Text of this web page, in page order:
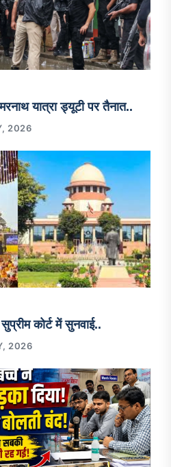
यात्रा ड्यूटी पर तैनात..
2026
सुप्रीम कोर्ट में सुनवाई..
2026